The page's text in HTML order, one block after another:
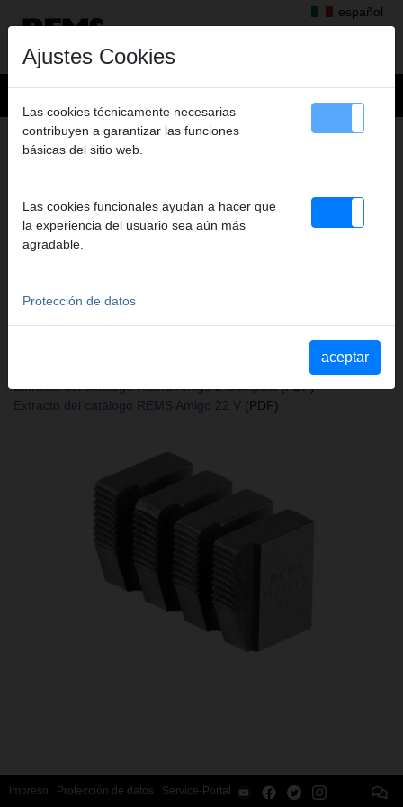
español
Productos>Roscar, Ranurar>Peines REMS> Peines
M 25 X 1,5, JUEGO
Art. nº. 521322 RWS
Extracto del catálogo Peines REMS
Extracto del catálogo REMS eva(PDF)
Extracto del catálogo REMS Amigo 2 Compact(PDF)
Extracto del catálogo REMS Amigo 22 V (PDF)
Impreso Protección de datos Service-Portal
Ajustes Cookies
Las cookies técnicamente necesarias
contribuyen a garantizar las funciones
básicas del sitio web.
Las cookies funcionales ayudan a hacer que
la experiencia del usuario sea aún más
agradable.
Protección de datos
aceptar